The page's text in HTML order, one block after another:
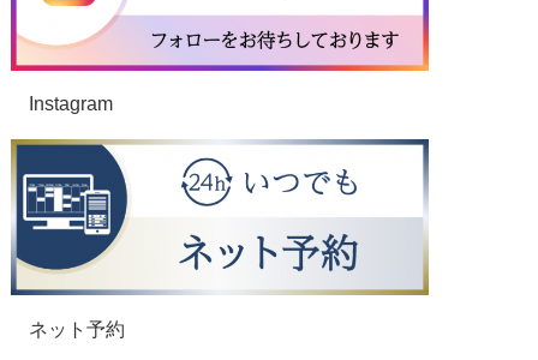
Instagram
ネット予約